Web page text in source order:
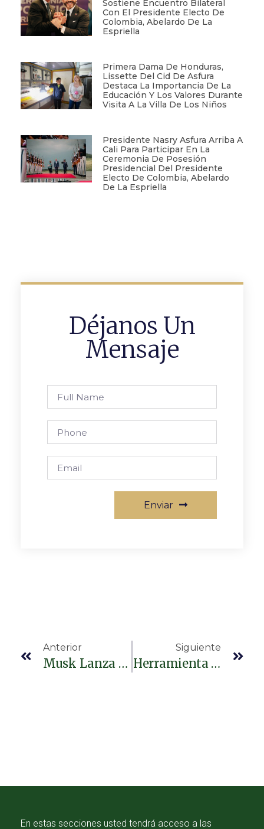
Sostiene Encuentro Bilateral
Con El Presidente Electo De
Colombia, Abelardo De La
Espriella
Primera Dama De Honduras,
Lissette Del Cid De Asfura
Destaca La Importancia De La
Educación Y Los Valores Durante
Visita A La Villa De Los Niños
Presidente Nasry Asfura Arriba A
Cali Para Participar En La
Ceremonia De Posesión
Presidencial Del Presidente
Electo De Colombia, Abelardo
De La Espriella
Déjanos Un
Mensaje
Enviar
Anterior
Musk Lanza Asombrosa Predicción Sobre Las Capacidades De La IA
Siguiente
Herramienta De IA De Mayo Clinic
En estas secciones usted tendrá acceso a las